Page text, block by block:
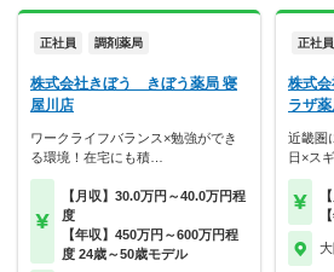
正社員 調剤薬局
株式会社きぼう きぼう薬局 寝
屋川店
ワークライフバランス×勉強ができ
る環境！在宅にも積…
【月収】30.0万円～40.0万円程
度
【年収】450万円～600万円程
度 24歳～50歳モデル
正社員
株式
ラザ
近畿圏
日×ス